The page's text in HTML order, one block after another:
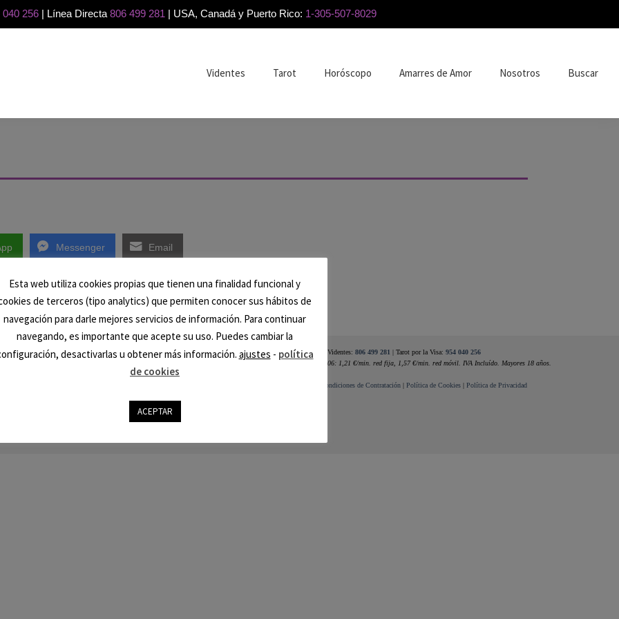
040 256 | Línea Directa 806 499 281 | USA, Canadá y Puerto Rico: 1-305-507-8029
Videntes Tarot Horóscopo Amarres de Amor Nosotros Buscar
Messenger Email
Videntes:806 499 281 | Tarot por la Visa:954 040 256
Tarot en España Coste 806: 1,21 €/min. red fija, 1,57 €/min. red móvil. IVA Incluído. Mayores 18 años.
Condiciones de Contratación| Política de Cookies| Política de Privacidad
Esta web utiliza cookies propias que tienen una finalidad funcional y
de terceros (tipo analytics) que permiten conocer sus hábitos de
navegación para darle mejores servicios de información. Para continuar
navegando, es importante que acepte su uso. Puedes cambiar la
desactivarlas u obtener más información. ajustes - política
de cookies
ACEPTAR